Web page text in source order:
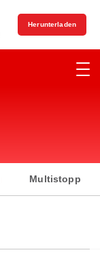
Herunterladen
Multistopp